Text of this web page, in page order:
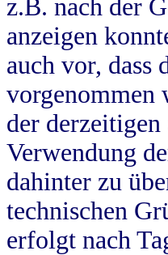
z.B. nach der
anzeigen
auch vor,
vorgenommen
der
Verwendung
dahinter zu
technischen
erfolgt nach